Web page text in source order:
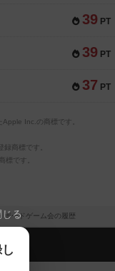
39 PT
39 PT
37 PT
Inc.の商標です。
商標です。
標です。
ボードゲーム会の履歴
じる